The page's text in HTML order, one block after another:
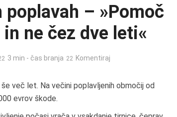
– »Pomoč
ne čez dve leti«
3 min - čas branja Komentiraj
več let. Na večini poplavljenih območij od
evrov škode.